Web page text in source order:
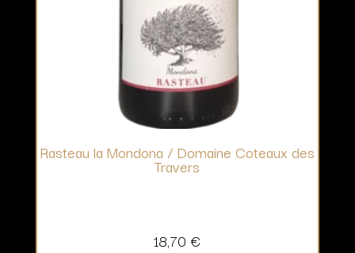
Rasteau la Mondona / Domaine Coteaux des
Travers
18,70 €